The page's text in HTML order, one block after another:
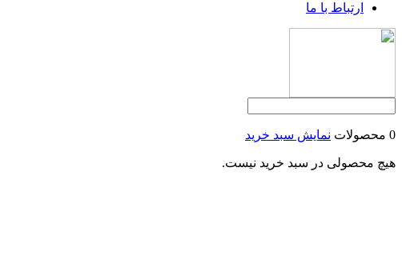
ارتباط با ما
0 محصولات نمایش سبد خرید
هیچ محصولی در سبد خرید نیست.